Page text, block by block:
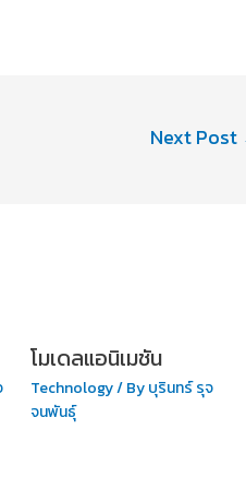
Next Post
โมเดลแอนิเมชัน
Technology/ Byบุรินทร์ รุจ
จนพันธุ์